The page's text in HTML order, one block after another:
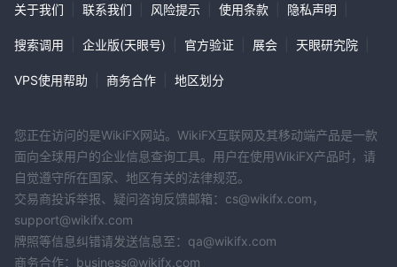
关于我们 联系我们 风险提示 使用条款 隐私声明
搜索调用 企业版(天眼号) 官方验证 展会 天眼研究院
VPS使用帮助 商务合作 地区划分
您正在访问的是WikiFX网站。WikiFX互联网及其移动端产品是一款
面向全球用户的企业信息查询工具。用户在使用WikiFX产品时，请
自觉遵守所在国家、地区有关的法律规范。
交易商投诉举报、疑问咨询反馈邮箱：cs@wikifx.com，
support@wikifx.com
牌照等信息纠错请发送信息至：qa@wikifx.com
商务合作：business@wikifx.com